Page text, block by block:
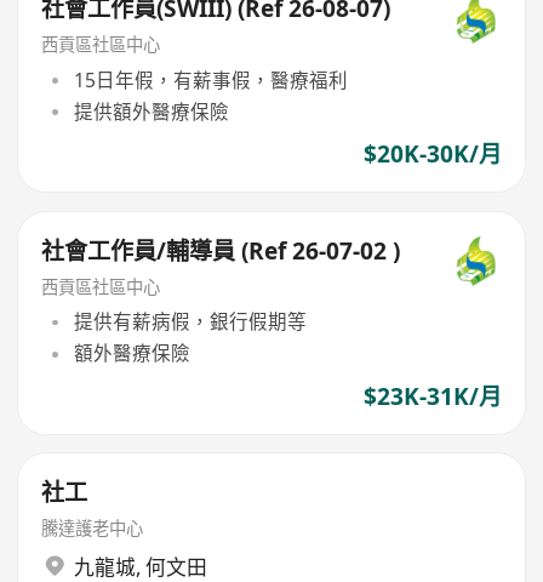
社會工作員(SWIII) (Ref 26-08-07)
西貢區社區中心
15日年假，有薪事假，醫療福利
提供額外醫療保險
$20K-30K/月
社會工作員/輔導員 (Ref 26-07-02 )
西貢區社區中心
提供有薪病假，銀行假期等
額外醫療保險
$23K-31K/月
社工
騰達護老中心
九龍城, 何文田